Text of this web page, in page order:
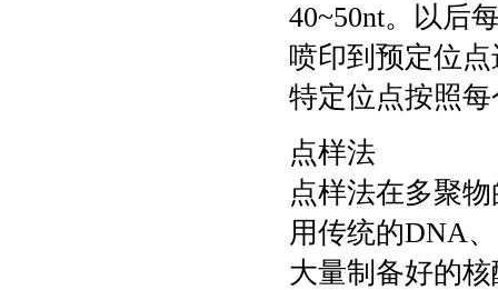
40~50nt。以后
喷印到预定位
特定位点按照
点样法
点样法在多聚
用传统的DNA
大量制备好的